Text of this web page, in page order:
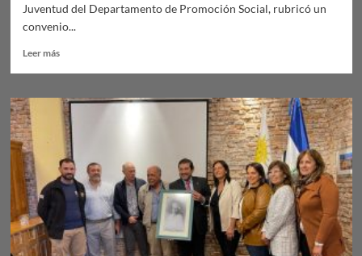
Juventud del Departamento de Promoción Social, rubricó un
convenio...
Leer másLeer
Becas
para
la
Escuela
de
Enfermería